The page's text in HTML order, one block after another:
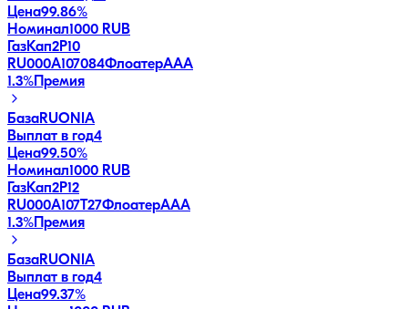
Цена99.86%
Номинал1000 RUB
ГазКап2P10
RU000A107084ФлоатерAAA
1.3%Премия
БазаRUONIA
Выплат в год4
Цена99.50%
Номинал1000 RUB
ГазКап2P12
RU000A107T27ФлоатерAAA
1.3%Премия
БазаRUONIA
Выплат в год4
Цена99.37%